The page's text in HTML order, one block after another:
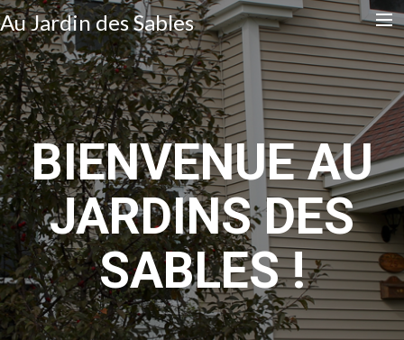
Au Jardin des Sables
Accueil
Contact
Français
English
Search
BIENVENUE AU
JARDINS DES
SABLES !